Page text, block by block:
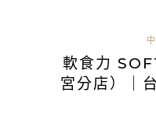
軟食力
宮分店）｜